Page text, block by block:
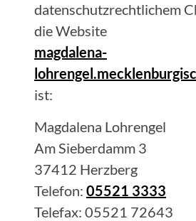
datenschutzrechtlichem
die Website
magdalena-
ist:
Magdalena Lohrengel
Am Sieberdamm 3
37412 Herzberg
Telefon: 05521 3333
Telefax: 05521 72643